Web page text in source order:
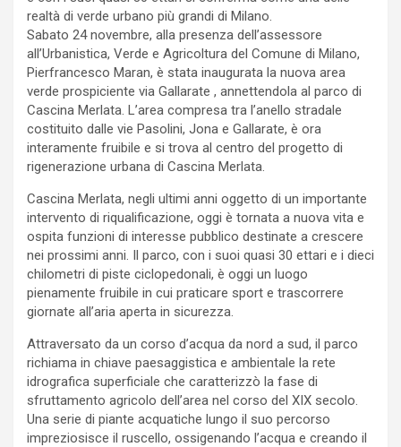
realtà di verde urbano più grandi di Milano.
Sabato 24 novembre, alla presenza dell’assessore
all’Urbanistica, Verde e Agricoltura del Comune di Milano,
Pierfrancesco Maran, è stata inaugurata la nuova area
verde prospiciente via Gallarate , annettendola al parco di
Cascina Merlata. L’area compresa tra l’anello stradale
costituito dalle vie Pasolini, Jona e Gallarate, è ora
interamente fruibile e si trova al centro del progetto di
rigenerazione urbana di Cascina Merlata.
Cascina Merlata, negli ultimi anni oggetto di un importante
intervento di riqualificazione, oggi è tornata a nuova vita e
ospita funzioni di interesse pubblico destinate a crescere
nei prossimi anni. Il parco, con i suoi quasi 30 ettari e i dieci
chilometri di piste ciclopedonali, è oggi un luogo
pienamente fruibile in cui praticare sport e trascorrere
giornate all’aria aperta in sicurezza.
Attraversato da un corso d’acqua da nord a sud, il parco
richiama in chiave paesaggistica e ambientale la rete
idrografica superficiale che caratterizzò la fase di
sfruttamento agricolo dell’area nel corso del XIX secolo.
Una serie di piante acquatiche lungo il suo percorso
impreziosisce il ruscello, ossigenando l’acqua e creando il